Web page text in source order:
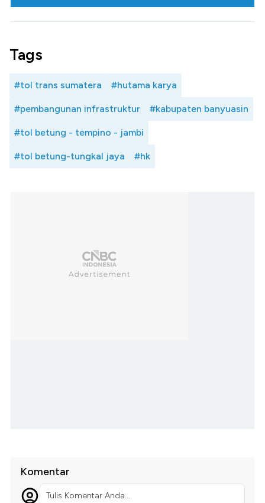
Tags
#tol trans sumatera #hutama karya
#pembangunan infrastruktur #kabupaten banyuasin
#tol betung - tempino - jambi
#tol betung-tungkal jaya #hk
Komentar
Tulis Komentar Anda...